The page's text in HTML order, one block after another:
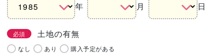
年 月 日
必須 土地の有無
なし あり 購入予定がある